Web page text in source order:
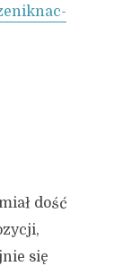
dość
się